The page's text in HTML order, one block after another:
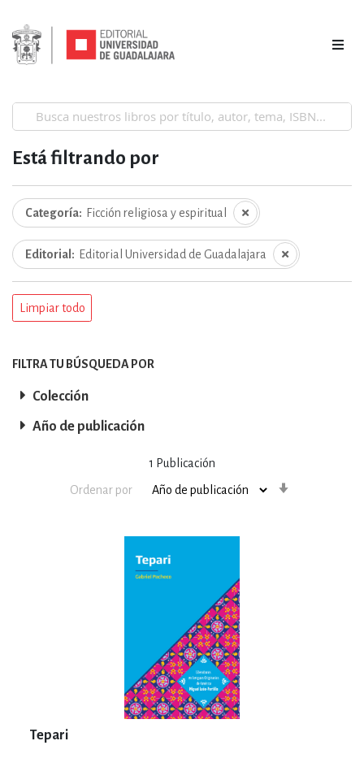
1 Publicación
Ordenar por
Tepari
Está filtrando por
Categoría Ficción religiosa y espiritual
Editorial Editorial Universidad de Guadalajara
Limpiar todo
FILTRA TU BÚSQUEDA POR
Colección
Año de publicación